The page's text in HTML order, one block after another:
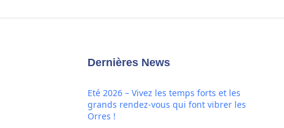
Dernières News
Eté 2026 – Vivez les temps forts et les
grands rendez-vous qui font vibrer les
Orres !